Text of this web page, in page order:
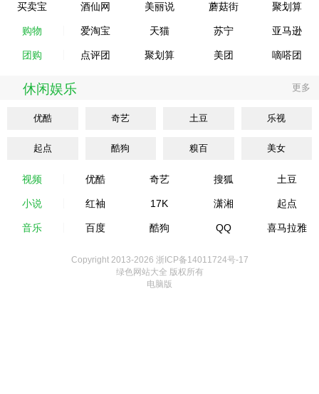
买卖宝 酒仙网 美丽说 蘑菇街 聚划算
购物 爱淘宝 天猫 苏宁 亚马逊
团购 点评团 聚划算 美团 嘀嗒团
休闲娱乐 更多
优酷 奇艺 土豆 乐视
起点 酷狗 糗百 美女
视频 优酷 奇艺 搜狐 土豆
小说 红袖 17K 潇湘 起点
音乐 百度 酷狗 QQ 喜马拉雅
Copyright 2013-2026 浙ICP备14011724号-17
绿色网站大全 版权所有
电脑版